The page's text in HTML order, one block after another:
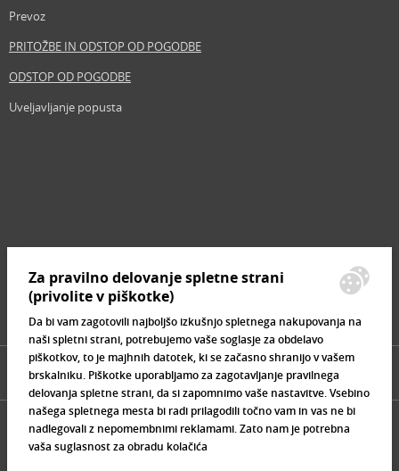
Prevoz
PRITOŽBE IN ODSTOP OD POGODBE
ODSTOP OD POGODBE
Uveljavljanje popusta
Znamke, ki se prodajajo
Za pravilno delovanje spletne strani
(privolite v piškotke)
Da bi vam zagotovili najboljšo izkušnjo spletnega nakupovanja na
naši spletni strani, potrebujemo vaše soglasje za obdelavo
piškotkov, to je majhnih datotek, ki se začasno shranijo v vašem
brskalniku. Piškotke uporabljamo za zagotavljanje pravilnega
delovanja spletne strani, da si zapomnimo vaše nastavitve. Vsebino
našega spletnega mesta bi radi prilagodili točno vam in vas ne bi
nadlegovali z nepomembnimi reklamami. Zato nam je potrebna
vaša suglasnost za obradu kolačića